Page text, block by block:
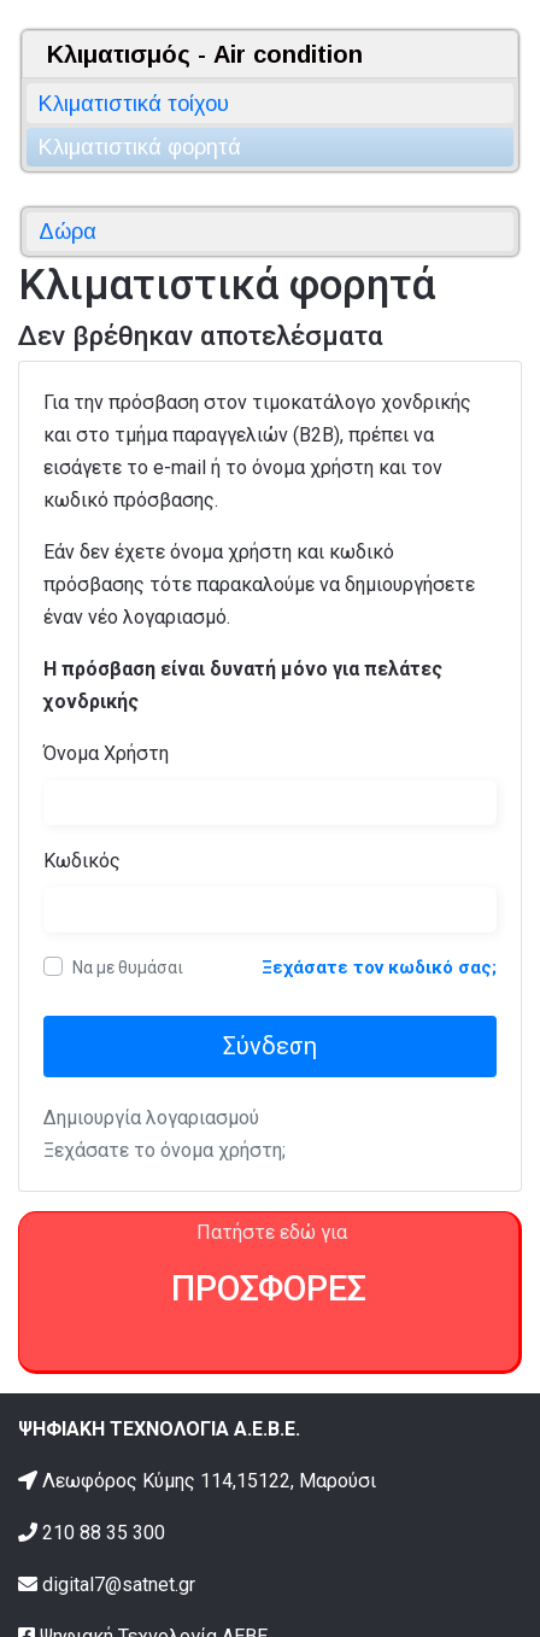
Κλιματισμός - Air condition
Κλιματιστικά τοίχου
Κλιματιστικά φορητά
Δώρα
Κλιματιστικά φορητά
Δεν βρέθηκαν αποτελέσματα
Για την πρόσβαση στον τιμοκατάλογο χονδρικής
και στο τμήμα παραγγελιών (B2B), πρέπει να
εισάγετε το e-mail ή το όνομα χρήστη και τον
κωδικό πρόσβασης.
Εάν δεν έχετε όνομα χρήστη και κωδικό
πρόσβασης τότε παρακαλούμε να δημιουργήσετε
έναν νέο λογαριασμό.
Η πρόσβαση είναι δυνατή μόνο για πελάτες
χονδρικής
Όνομα Χρήστη
Κωδικός
Να με θυμάσαι Ξεχάσατε τον κωδικό σας;
Σύνδεση
Δημιουργία λογαριασμού
Ξεχάσατε το όνομα χρήστη;
Πατήστε εδώ για
ΠΡΟΣΦΟΡΕΣ
ΨΗΦΙΑΚΗ ΤΕΧΝΟΛΟΓΙΑ Α.Ε.Β.Ε.
Λεωφόρος Κύμης 114,15122, Μαρούσι
210 88 35 300
digital7@satnet.gr